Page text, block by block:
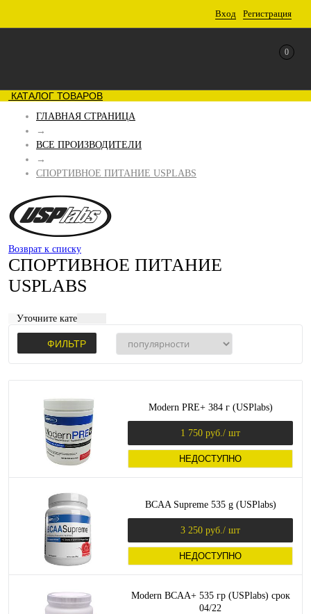
Вход Регистрация
0
КАТАЛОГ ТОВАРОВ
ГЛАВНАЯ СТРАНИЦА
→
ВСЕ ПРОИЗВОДИТЕЛИ
→
СПОРТИВНОЕ ПИТАНИЕ USPLABS
Возврат к списку
СПОРТИВНОЕ ПИТАНИЕ
USPLABS
Уточните категорию:
ФИЛЬТР
Modern PRE+ 384 г (USPlabs)
1 750 руб. / шт
НЕДОСТУПНО
BCAA Supreme 535 g (USPlabs)
3 250 руб. / шт
НЕДОСТУПНО
Modern BCAA+ 535 гр (USPlabs) срок
04/22